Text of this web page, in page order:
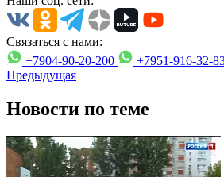
Связаться с нами:
+7904-90-20-200
+7951-916-32-
Предыдущая
Новости по теме